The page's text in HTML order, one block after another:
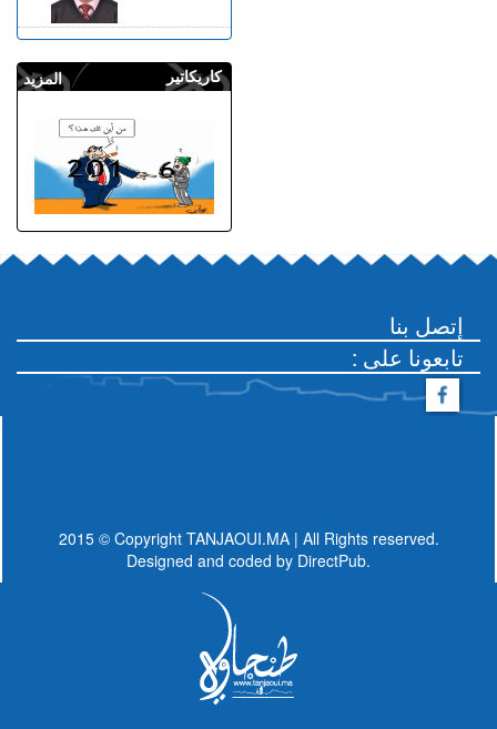
المزيد كاريكاتير
إتصل بنا
: تابعونا على
2015 © Copyright TANJAOUI.MA | All Rights reserved.
Designed and coded by DirectPub.